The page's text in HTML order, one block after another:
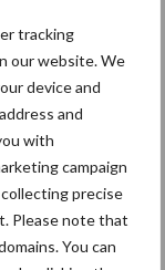
tracking
our website. We
device and
and
with
campaign
precise
Please note that
You can
een
actietarief!